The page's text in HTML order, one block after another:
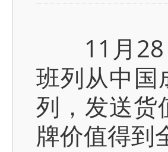
11月28
班列从中国
列，发送货
牌价值得到